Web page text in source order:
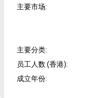
主要市场:
主要分类:
员工人数 (香港):
成立年份: